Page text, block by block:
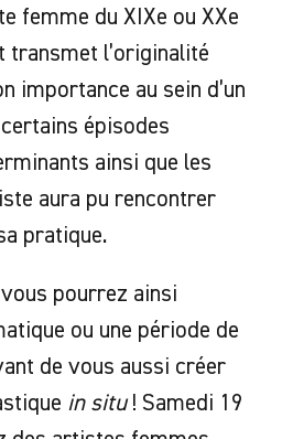
femme du XIXe ou XXe
transmet l’originalité
importance au sein d’un
épisodes
ainsi que les
aura pu rencontrer
pratique.
pourrez ainsi
ou une période de
de vous aussi créer
in situ! Samedi 19